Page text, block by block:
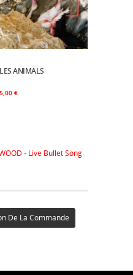
Ajouter Au Panier
LES ANIMALS
5,00 €
- Live Bullet Song
De La Commande